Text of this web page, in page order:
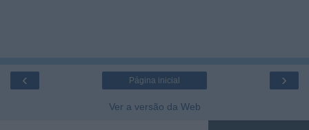
‹ ›
Página inicial
Ver a versão da Web